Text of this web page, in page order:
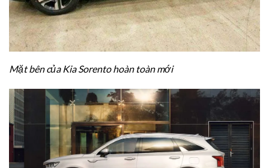
Mặt bên của Kia Sorento hoàn toàn mới